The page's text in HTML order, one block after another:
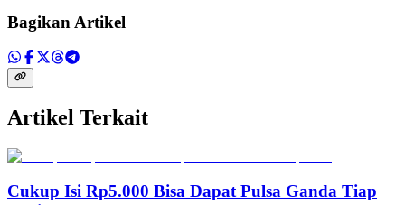
Bagikan Artikel
Artikel Terkait
Cukup Isi Rp5.000 Bisa Dapat Pulsa Ganda Tiap